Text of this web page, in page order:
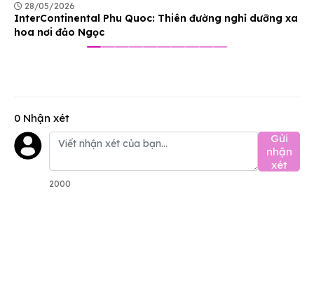
28/05/2026
InterContinental Phu Quoc: Thiên đường nghỉ dưỡng xa
hoa nơi đảo Ngọc
0 Nhận xét
Gửi
nhận
xét
2000